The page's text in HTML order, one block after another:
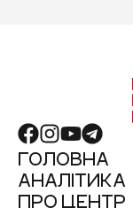
ГОЛОВНА
АНАЛІТИКА
ПРО ЦЕНТР